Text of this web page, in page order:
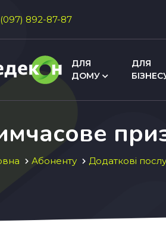
892-87-87
ДЛЯ
ДОМУ
ДЛЯ
Абоненту Додаткові